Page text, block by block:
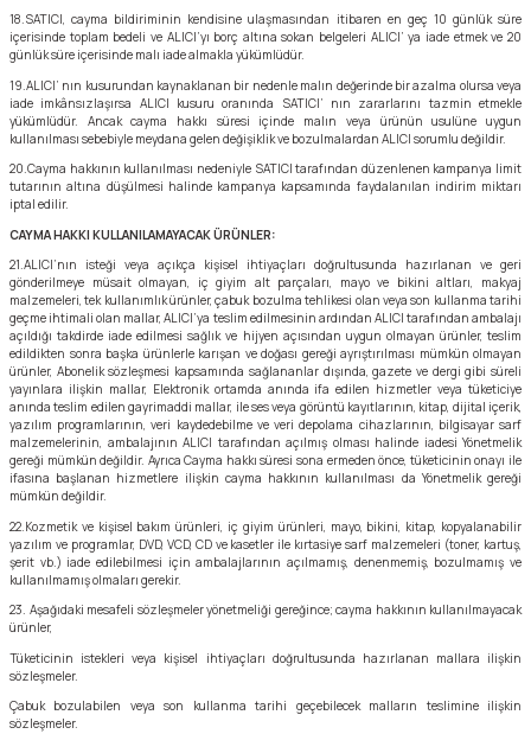
18.SATICI, cayma bildiriminin kendisine ulaşmasından itibaren en geç 10 günlük süre
içerisinde toplam bedeli ve ALICI’yı borç altına sokan belgeleri ALICI’ ya iade etmek ve 20
günlük süre içerisinde malı iade almakla yükümlüdür.
19.ALICI’ nın kusurundan kaynaklanan bir nedenle malın değerinde bir azalma olursa veya
iade imkânsızlaşırsa ALICI kusuru oranında SATICI’ nın zararlarını tazmin etmekle
yükümlüdür. Ancak cayma hakkı süresi içinde malın veya ürünün usulüne uygun
kullanılması sebebiyle meydana gelen değişiklik ve bozulmalardan ALICI sorumlu değildir.
20.Cayma hakkının kullanılması nedeniyle SATICI tarafından düzenlenen kampanya limit
tutarının altına düşülmesi halinde kampanya kapsamında faydalanılan indirim miktarı
iptal edilir.
CAYMA HAKKI KULLANILAMAYACAK ÜRÜNLER:
21.ALICI’nın isteği veya açıkça kişisel ihtiyaçları doğrultusunda hazırlanan ve geri
gönderilmeye müsait olmayan, iç giyim alt parçaları, mayo ve bikini altları, makyaj
malzemeleri, tek kullanımlık ürünler, çabuk bozulma tehlikesi olan veya son kullanma tarihi
geçme ihtimali olan mallar, ALICI’ya teslim edilmesinin ardından ALICI tarafından ambalajı
açıldığı takdirde iade edilmesi sağlık ve hijyen açısından uygun olmayan ürünler, teslim
edildikten sonra başka ürünlerle karışan ve doğası gereği ayrıştırılması mümkün olmayan
ürünler, Abonelik sözleşmesi kapsamında sağlananlar dışında, gazete ve dergi gibi süreli
yayınlara ilişkin mallar, Elektronik ortamda anında ifa edilen hizmetler veya tüketiciye
anında teslim edilen gayrimaddi mallar, ile ses veya görüntü kayıtlarının, kitap, dijital içerik,
yazılım programlarının, veri kaydedebilme ve veri depolama cihazlarının, bilgisayar sarf
malzemelerinin, ambalajının ALICI tarafından açılmış olması halinde iadesi Yönetmelik
gereği mümkün değildir. Ayrıca Cayma hakkı süresi sona ermeden önce, tüketicinin onayı ile
ifasına başlanan hizmetlere ilişkin cayma hakkının kullanılması da Yönetmelik gereği
mümkün değildir.
22.Kozmetik ve kişisel bakım ürünleri, iç giyim ürünleri, mayo, bikini, kitap, kopyalanabilir
yazılım ve programlar, DVD, VCD, CD ve kasetler ile kırtasiye sarf malzemeleri (toner, kartuş,
şerit vb.) iade edilebilmesi için ambalajlarının açılmamış, denenmemiş, bozulmamış ve
kullanılmamış olmaları gerekir.
23. Aşağıdaki mesafeli sözleşmeler yönetmeliği gereğince; cayma hakkının kullanılmayacak
ürünler,
Tüketicinin istekleri veya kişisel ihtiyaçları doğrultusunda hazırlanan mallara ilişkin
sözleşmeler.
Çabuk bozulabilen veya son kullanma tarihi geçebilecek malların teslimine ilişkin
sözleşmeler.